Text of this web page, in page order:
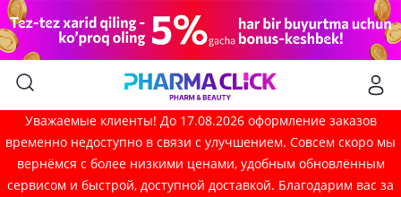
Уважаемые клиенты! До 17.08.2026 оформление заказов
временно недоступно в связи с улучшением. Совсем скоро мы
вернёмся с более низкими ценами, удобным обновлённым
сервисом и быстрой, доступной доставкой. Благодарим вас за